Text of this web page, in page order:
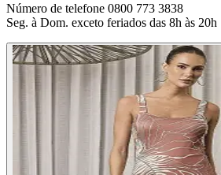
Número de telefone 0800 773 3838
Seg. à Dom. exceto feriados das 8h às 20h